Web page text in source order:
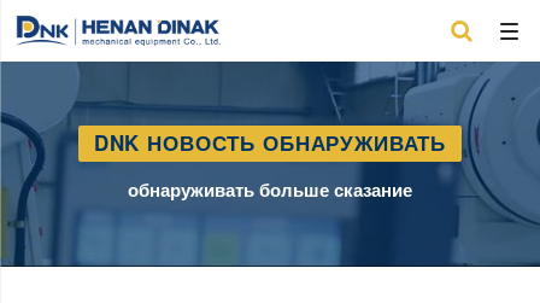

DNK НОВОСТЬ ОБНАРУЖИВАТЬ
обнаруживать больше сказание